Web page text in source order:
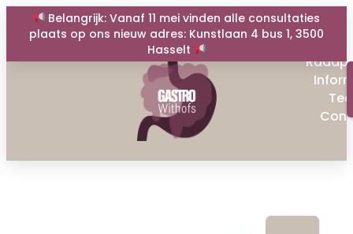
Belangrijk: Vanaf 11 mei vinden alle consultaties
plaats op ons nieuw adres: Kunstlaan 4 bus 1, 3500
Hasselt